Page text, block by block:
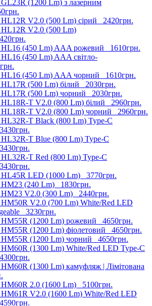
(1200 Lm) з лазерним
V2.0 (500 Lm) сірий 2420грн.
V2.0 (500 Lm)
HL16 (450 Lm) AAA рожевий 1610грн.
(450 Lm) AAA світло-
HL16 (450 Lm) AAA чорний 1610грн.
(500 Lm) білий 2030грн.
HL17R (500 Lm) чорний 2030грн.
T V2.0 (800 Lm) білий 2960грн.
HL18R-T V2.0 (800 Lm) чорний 2960грн.
T Black (800 Lm) Type-C
3430грн.
T Blue (800 Lm) Type-C
3430грн.
T Red (800 Lm) Type-C
3430грн.
HL45R LED (1000 Lm) 3770грн.
HM23 (240 Lm) 1830грн.
HM23 V2.0 (300 Lm) 2440грн.
V2.0 (700 Lm) White/Red LED
3230грн.
HM55R (1200 Lm) рожевий 4650грн.
(1200 Lm) фіолетовий 4650грн.
HM55R (1200 Lm) чорний 4650грн.
(1300 Lm) White/Red LED Type-C
4300грн.
(1300 Lm) камуфляж | Лімітована
2.0 (1600 Lm) 5100грн.
V2.0 (1600 Lm) White/Red LED
4590грн.